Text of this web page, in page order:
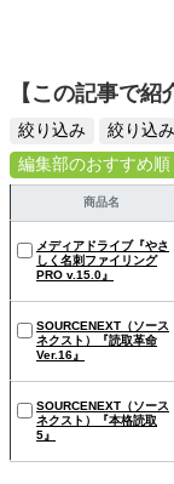
【この記事で紹
絞り込み
絞り込
編集部のおすすめ順
商品名
メディアドライブ『やさ
しく名刺ファイリング
PRO v.15.0』
SOURCENEXT（ソース
ネクスト）『読取革命
Ver.16』
SOURCENEXT（ソース
ネクスト）『本格読取
5』